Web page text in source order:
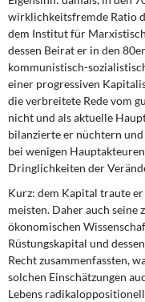
wirklichkeitsfremde Ratio
dem Institut für
dessen Beirat er in den
kommunistisch-
einer progressiven
die verbreitete Rede vom
nicht und als aktuelle
bilanzierte er nüchtern
bei wenigen
Dringlichkeiten der
Kurz: dem Kapital traute
meisten. Daher auch seine
ökonomischen
Rüstungskapital und
Recht zusammenfassten,
solchen Einschätzungen
Lebens